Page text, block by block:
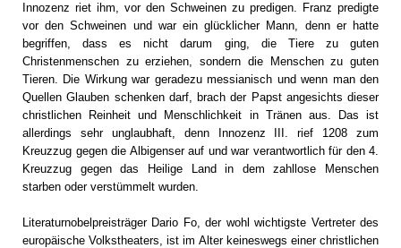
Innozenz riet ihm, vor den Schweinen zu predigen. Franz predigte
vor den Schweinen und war ein glücklicher Mann, denn er hatte
begriffen, dass es nicht darum ging, die Tiere zu guten
Christenmenschen zu erziehen, sondern die Menschen zu guten
Tieren. Die Wirkung war geradezu messianisch und wenn man den
Quellen Glauben schenken darf, brach der Papst angesichts dieser
christlichen Reinheit und Menschlichkeit in Tränen aus. Das ist
allerdings sehr unglaubhaft, denn Innozenz III. rief 1208 zum
Kreuzzug gegen die Albigenser auf und war verantwortlich für den 4.
Kreuzzug gegen das Heilige Land in dem zahllose Menschen
starben oder verstümmelt wurden.
Literaturnobelpreisträger Dario Fo, der wohl wichtigste Vertreter des
europäische Volkstheaters, ist im Alter keineswegs einer christlichen